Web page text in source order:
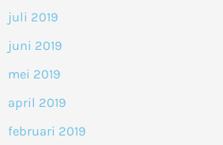
juli 2019
juni 2019
mei 2019
april 2019
februari 2019